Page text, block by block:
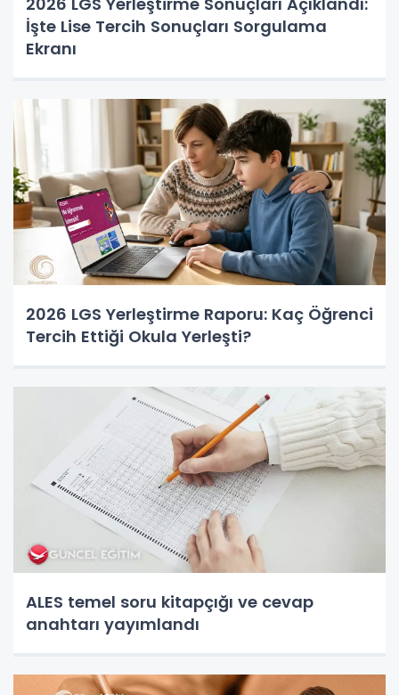
İşte Lise Tercih Sonuçları Sorgulama
Ekranı
2026 LGS Yerleştirme Raporu: Kaç Öğrenci
Tercih Ettiği Okula Yerleşti?
ALES temel soru kitapçığı ve cevap
anahtarı yayımlandı